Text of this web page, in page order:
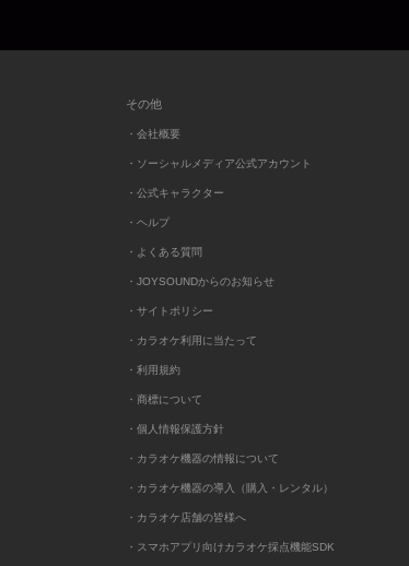
その他
・会社概要
・ソーシャルメディア公式アカウント
・公式キャラクター
・ヘルプ
・よくある質問
・JOYSOUNDからのお知らせ
・サイトポリシー
・カラオケ利用に当たって
・利用規約
・商標について
・個人情報保護方針
・カラオケ機器の情報について
・カラオケ機器の導入（購入・レンタル）
・カラオケ店舗の皆様へ
・スマホアプリ向けカラオケ採点機能SDK